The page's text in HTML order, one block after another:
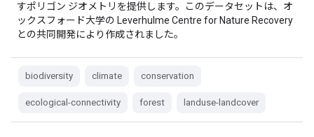
すポリゴン ジオメトリを提供します。このデータセットは、オ
ックスフォード大学の Leverhulme Centre for Nature Recovery
との共同開発により作成されました。
biodiversity climate conservation
ecological-connectivity forest landuse-landcover